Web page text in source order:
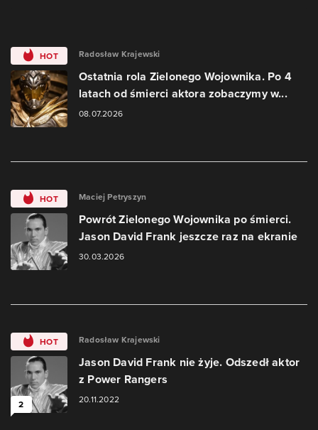
HOT Radosław Krajewski
Ostatnia rola Zielonego Wojownika. Po 4
latach od śmierci aktora zobaczymy w...
08.07.2026
HOT Maciej Petryszyn
Powrót Zielonego Wojownika po śmierci.
Jason David Frank jeszcze raz na ekranie
30.03.2026
HOT
2
Radosław Krajewski
Jason David Frank nie żyje. Odszedł aktor
z Power Rangers
20.11.2022